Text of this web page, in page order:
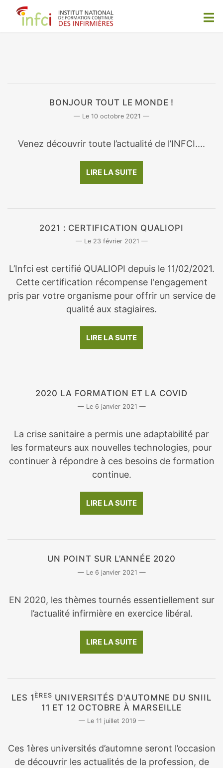
BONJOUR TOUT LE MONDE !
10 octobre 2021
Venez découvrir toute l’actualité de l’INFCI....
LIRE LA SUITE
2021 : CERTIFICATION QUALIOPI
23 février 2021
L’Infci est certifié QUALIOPI depuis le 11/02/2021.
Cette certification récompense l'engagement
pris par votre organisme pour offrir un service de
qualité aux stagiaires.
LIRE LA SUITE
2020 LA FORMATION ET LA COVID
6 janvier 2021
La crise sanitaire a permis une adaptabilité par
les formateurs aux nouvelles technologies, pour
continuer à répondre à ces besoins de formation
continue.
LIRE LA SUITE
UN POINT SUR L’ANNÉE 2020
6 janvier 2021
EN 2020, les thèmes tournés essentiellement sur
l’actualité infirmière en exercice libéral.
LIRE LA SUITE
LES 1 ÈRES UNIVERSITÉS D'AUTOMNE DU SNIIL
11 ET 12 OCTOBRE À MARSEILLE
11 juillet 2019
Ces 1ères universités d’automne seront l’occasion
de découvrir les actualités de la profession, de